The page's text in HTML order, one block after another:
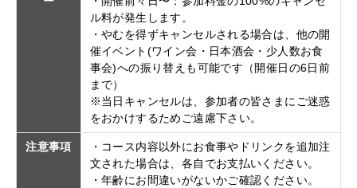
ル料が発生します。
・やむを得ずキャンセルされる場合は、他の開
催イベント(ワイン会・日本酒会・少人数お食
事会)への振り替えも可能です（開催日の6日前
まで）
※当日キャンセルは、参加者の皆さまにご迷惑
をおかけするためご遠慮下さい。
注意事項
・コース内容以外にお食事やドリンクを追加注
文された場合は、各自でお支払いください。
・年齢にお間違いがないかご確認ください。